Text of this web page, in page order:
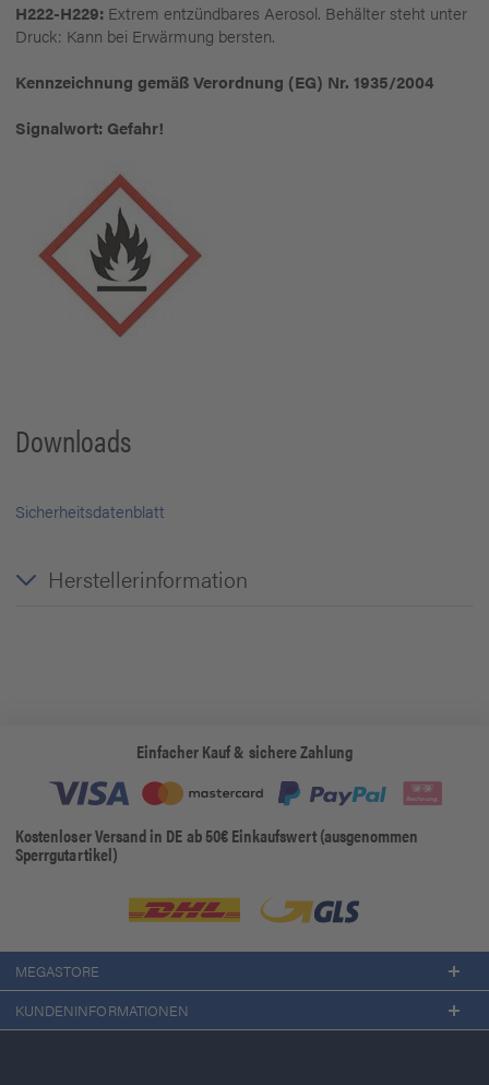
H222-H229: Extrem entzündbares Aerosol. Behälter steht unter
Druck: Kann bei Erwärmung bersten.
Kennzeichnung gemäß Verordnung (EG) Nr. 1935/2004
Signalwort: Gefahr!
Downloads
Sicherheitsdatenblatt
Herstellerinformation
Einfacher Kauf & sichere Zahlung
Kostenloser Versand in DE ab 50€ Einkaufswert (ausgenommen
Sperrgutartikel)
MEGASTORE
KUNDENINFORMATIONEN